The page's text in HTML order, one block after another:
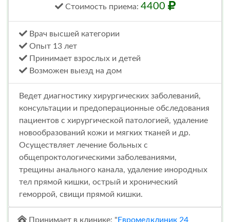
Стоимость приема: 4400
Врач высшей категории
Опыт 13 лет
Принимает взрослых и детей
Возможен выезд на дом
Ведет диагностику хирургических заболеваний,
консультации и предоперационные обследования
пациентов с хирургической патологией, удаление
новообразований кожи и мягких тканей и др.
Осуществляет лечение больных с
общепроктологическими заболеваниями,
трещины анального канала, удаление инородных
тел прямой кишки, острый и хронический
геморрой, свищи прямой кишки.
Принимает в клинике: " Евромедклиник 24